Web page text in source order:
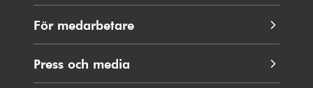
För medarbetare
Press och media